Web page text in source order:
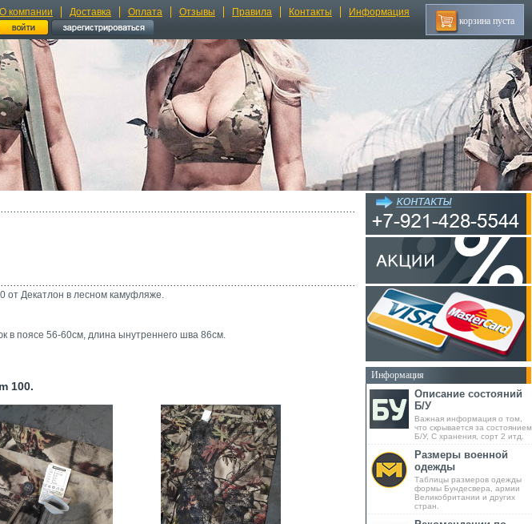
О компании Доставка Оплата Отзывы Правила Контакты Информация
корзина пуста
от Декатлон в лесном камуфляже.
в поясе 56-60см, длина ынутреннего шва 86см.
100.
Информация
Описание состояний
Б/У
Важная информация о том,
что скрывается за состоянием
Б/У, С хранения, сорт 2 итд.
Размеры военной
одежды
Таблицы размеров одежды
формы Бундесвера, армии
Великобритании и других
стран.